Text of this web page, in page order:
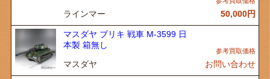
ラインマー 50,000円
マスダヤ ブリキ 戦車 M-3599 日
本製 箱無し
マスダヤ お問い合わせ